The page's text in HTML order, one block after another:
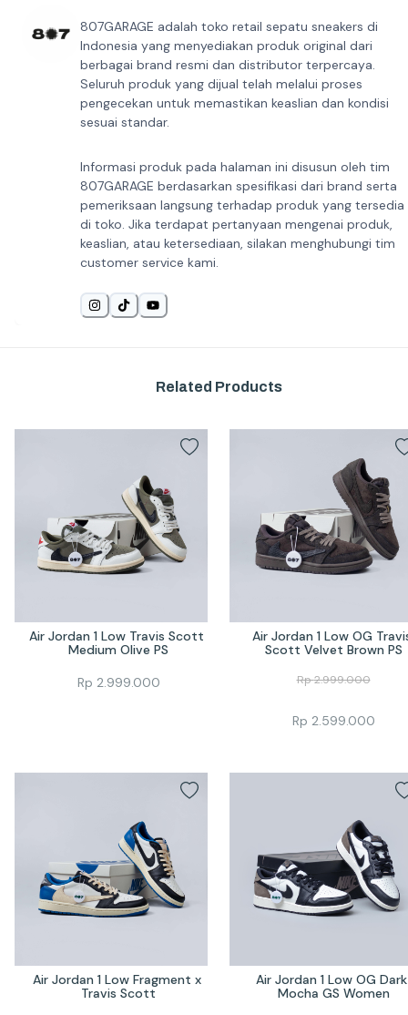
807GARAGE adalah toko retail sepatu sneakers di
Indonesia yang menyediakan produk original dari
berbagai brand resmi dan distributor terpercaya.
Seluruh produk yang dijual telah melalui proses
pengecekan untuk memastikan keaslian dan kondisi
sesuai standar.
Informasi produk pada halaman ini disusun oleh tim
807GARAGE berdasarkan spesifikasi dari brand serta
pemeriksaan langsung terhadap produk yang tersedia
di toko. Jika terdapat pertanyaan mengenai produk,
keaslian, atau ketersediaan, silakan menghubungi tim
customer service kami.
Related Products
Air Jordan 1 Low Travis Scott
Medium Olive PS
Rp 2.999.000
Air Jordan 1 Low OG
Scott Velvet Brown PS
Rp2.999.000
Rp 2.599.000
Air Jordan 1 Low Fragment x
Travis Scott
Air Jordan 1 Low OG Dark
Mocha GS Women